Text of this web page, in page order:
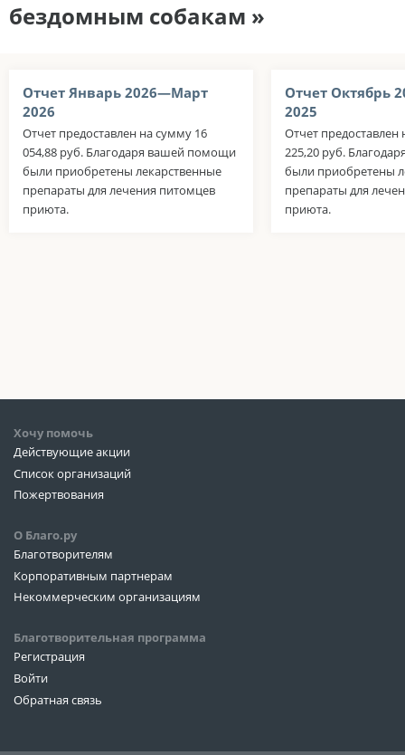
бездомным собакам »
Отчет Январь 2026—Март
2026
Отчет предоставлен на сумму 16
054,88 руб. Благодаря вашей помощи
были приобретены лекарственные
препараты для лечения питомцев
приюта.
Отчет Октябрь
2025
Отчет предоставлен
225,20 руб.
были приобретены
препараты для
приюта.
Хочу помочь
Действующие акции
Список организаций
Пожертвования
О Благо.ру
Благотворителям
Корпоративным партнерам
Некоммерческим организациям
Благотворительная программа
Регистрация
Войти
Обратная связь